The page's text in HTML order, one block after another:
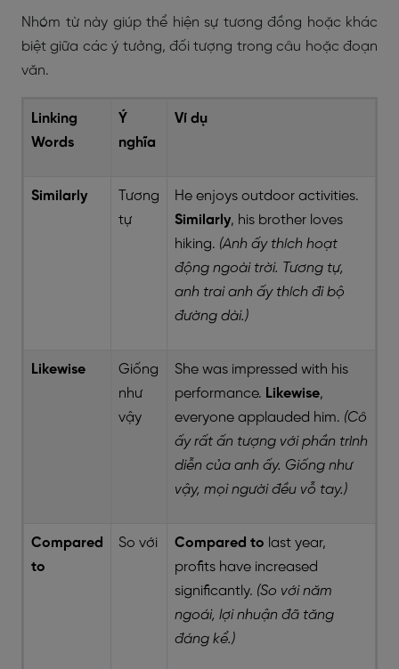
Nhóm từ này giúp thể hiện sự tương đồng hoặc khác
biệt giữa các ý tưởng, đối tượng trong câu hoặc đoạn
văn.
Linking
Words
Ý
nghĩa
Ví dụ
Similarly
Tương
tự
He enjoys outdoor activities.
Similarly, his brother loves
hiking. (Anh ấy thích hoạt
động ngoài trời. Tương tự,
anh trai anh ấy thích đi bộ
đường dài.)
Likewise
Giống
như
vậy
She was impressed with his
performance. Likewise,
everyone applauded him. (Cô
ấy rất ấn tượng với phần trình
diễn của anh ấy. Giống như
vậy, mọi người đều vỗ tay.)
Compared
to
So với Compared to last year,
profits have increased
significantly. (So với năm
ngoái, lợi nhuận đã tăng
đáng kể.)